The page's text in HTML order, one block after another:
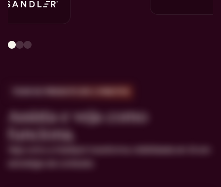
Assista e veja como
funciona.